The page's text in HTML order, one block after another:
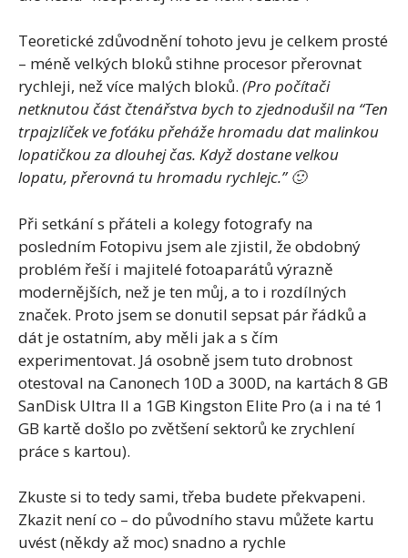
Teoretické zdůvodnění tohoto jevu je celkem prosté
– méně velkých bloků stihne procesor přerovnat
rychleji, než více malých bloků. (Pro počítači
netknutou část čtenářstva bych to zjednodušil na “Ten
trpajzlíček ve foťáku přeháže hromadu dat malinkou
lopatičkou za dlouhej čas. Když dostane velkou
lopatu, přerovná tu hromadu rychlejc.” 🙂
Při setkání s přáteli a kolegy fotografy na
posledním Fotopivu jsem ale zjistil, že obdobný
problém řeší i majitelé fotoaparátů výrazně
modernějších, než je ten můj, a to i rozdílných
značek. Proto jsem se donutil sepsat pár řádků a
dát je ostatním, aby měli jak a s čím
experimentovat. Já osobně jsem tuto drobnost
otestoval na Canonech 10D a 300D, na kartách 8 GB
SanDisk Ultra II a 1GB Kingston Elite Pro (a i na té 1
GB kartě došlo po zvětšení sektorů ke zrychlení
práce s kartou).
Zkuste si to tedy sami, třeba budete překvapeni.
Zkazit není co – do původního stavu můžete kartu
uvést (někdy až moc) snadno a rychle